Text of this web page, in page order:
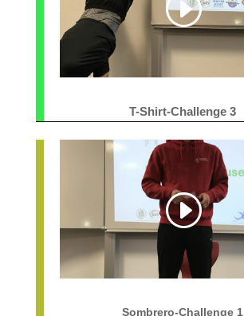
T-Shirt-Challenge 3
Sombrero-Challenge 1